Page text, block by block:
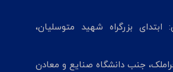
ابتدای بزرگراه شهید متوسلیان،
جنب دانشگاه صنایع و معادن